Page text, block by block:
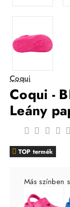
Coqui
Coqui -
Leány
TOP termék
Más színben